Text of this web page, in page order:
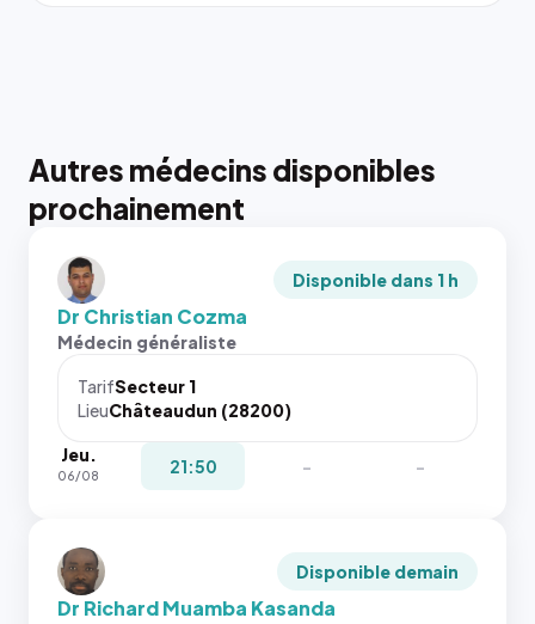
Autres médecins disponibles
prochainement
Disponible dans 1 h
Dr Christian Cozma
Médecin généraliste
TarifSecteur 1
LieuChâteaudun (28200)
Jeu.
06/08 21:50 - -
Disponible demain
Dr Richard Muamba Kasanda